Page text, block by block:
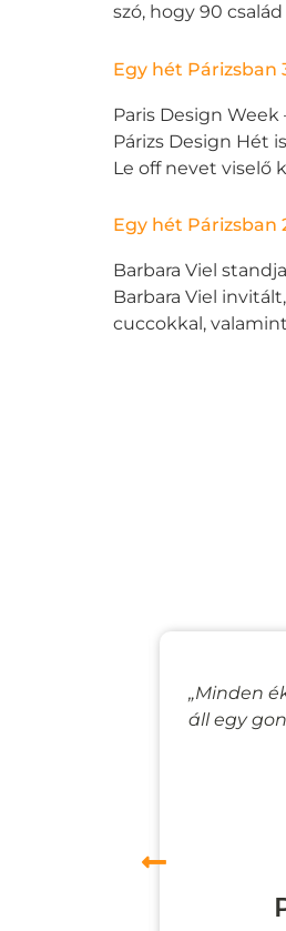
szó, hogy 90
Egy hét Párizsban
Paris Design
Párizs Design Hét
Le off nevet viselő
Egy hét Párizsban
Barbara Viel
Barbara Viel
cuccokkal,
„Minden
áll egy